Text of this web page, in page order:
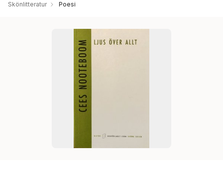
Skönlitteratur Poesi